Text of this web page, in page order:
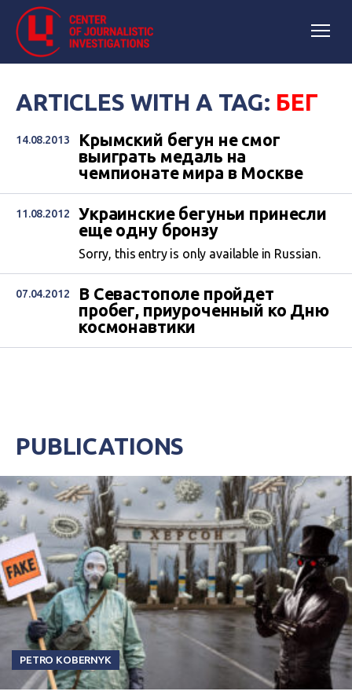
ARTICLES WITH A TAG: БЕГ
14.08.2013
Крымский бегун не смог
выиграть медаль на
чемпионате мира в Москве
11.08.2012
Украинские бегуньи принесли
еще одну бронзу
Sorry, this entry is only available in Russian.
07.04.2012
В Севастополе пройдет
пробег, приуроченный ко Дню
космонавтики
PUBLICATIONS
PETRO KOBERNYK